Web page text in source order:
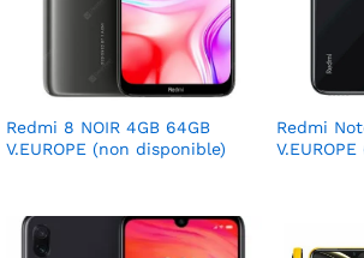
Redmi 8 NOIR 4GB 64GB
V.EUROPE (non disponible)
Redmi